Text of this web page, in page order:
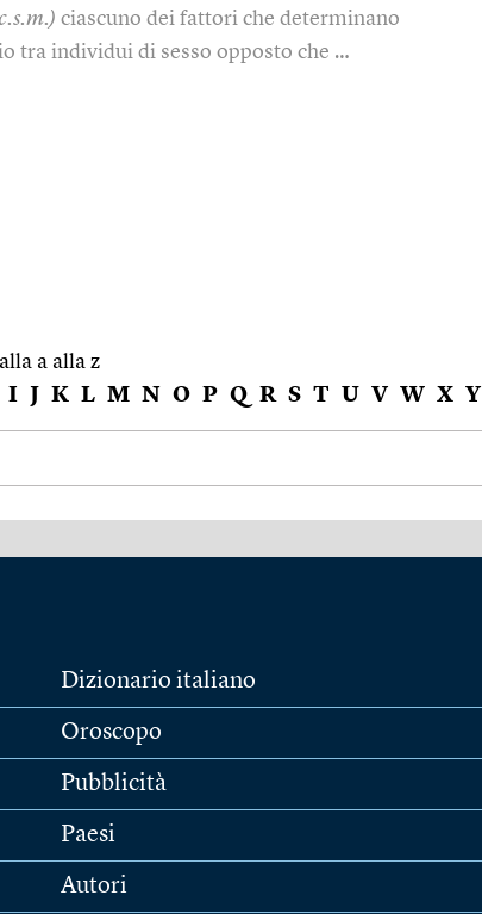
ciascuno dei fattori che determinano
tra individui di sesso opposto che …
a alla z
I J K L M N O P Q R S T U V W X Y
Dizionario italiano
Oroscopo
Pubblicità
Paesi
Autori